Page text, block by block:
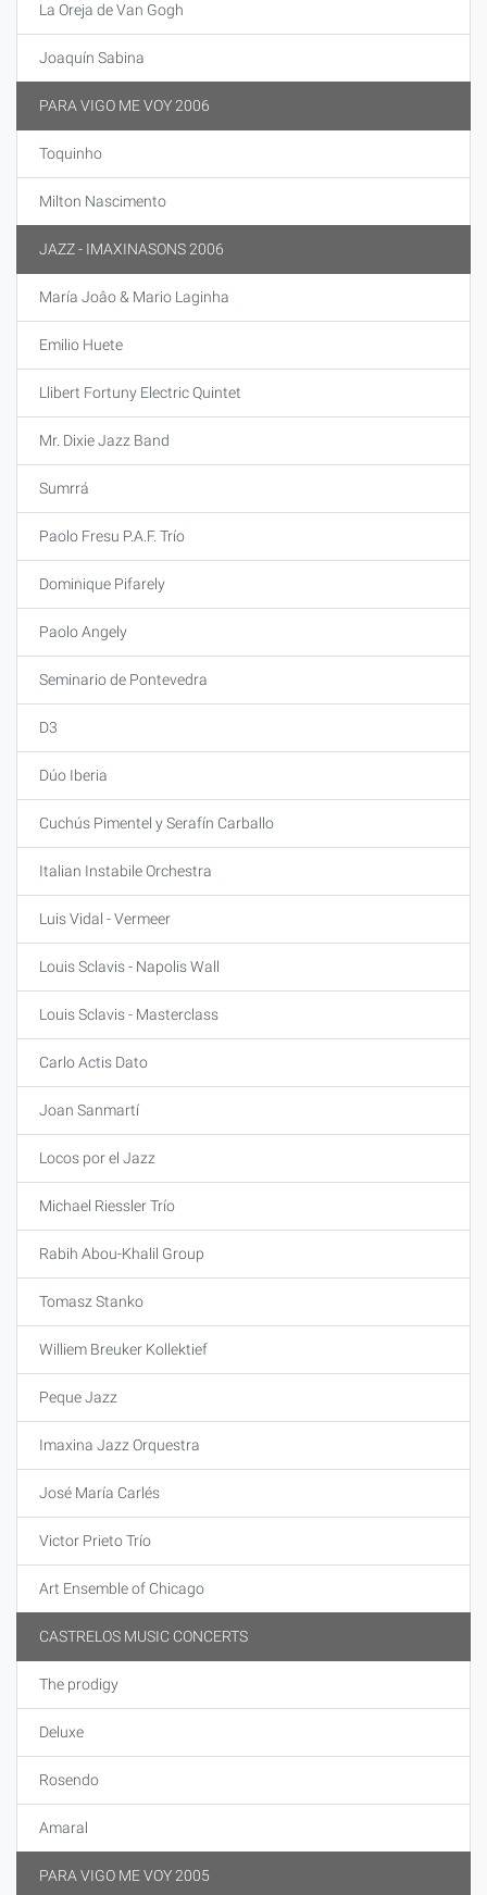
La Oreja de Van Gogh
Joaquín Sabina
PARA VIGO ME VOY 2006
Toquinho
Milton Nascimento
JAZZ - IMAXINASONS 2006
María Joâo & Mario Laginha
Emilio Huete
Llibert Fortuny Electric Quintet
Mr. Dixie Jazz Band
Sumrrá
Paolo Fresu P.A.F. Trío
Dominique Pifarely
Paolo Angely
Seminario de Pontevedra
D3
Dúo Iberia
Cuchús Pimentel y Serafín Carballo
Italian Instabile Orchestra
Luis Vidal - Vermeer
Louis Sclavis - Napolis Wall
Louis Sclavis - Masterclass
Carlo Actis Dato
Joan Sanmartí
Locos por el Jazz
Michael Riessler Trío
Rabih Abou-Khalil Group
Tomasz Stanko
Williem Breuker Kollektief
Peque Jazz
Imaxina Jazz Orquestra
José María Carlés
Victor Prieto Trío
Art Ensemble of Chicago
CASTRELOS MUSIC CONCERTS
The prodigy
Deluxe
Rosendo
Amaral
PARA VIGO ME VOY 2005